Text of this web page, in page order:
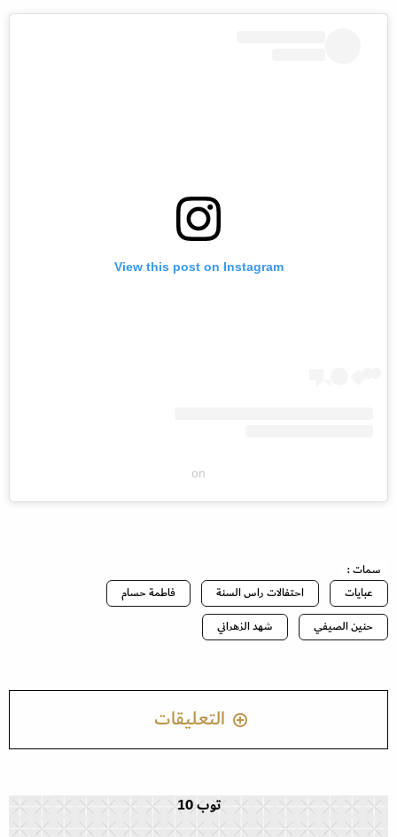
View this post on Instagram
on
سمات :
عبايات
احتفالات راس السنة
فاطمة حسام
حنين الصيفي
شهد الزهراني
التعليقات
توب 10